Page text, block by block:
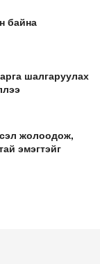
байна
шалгаруулах
жолоодож,
эмэгтэйг